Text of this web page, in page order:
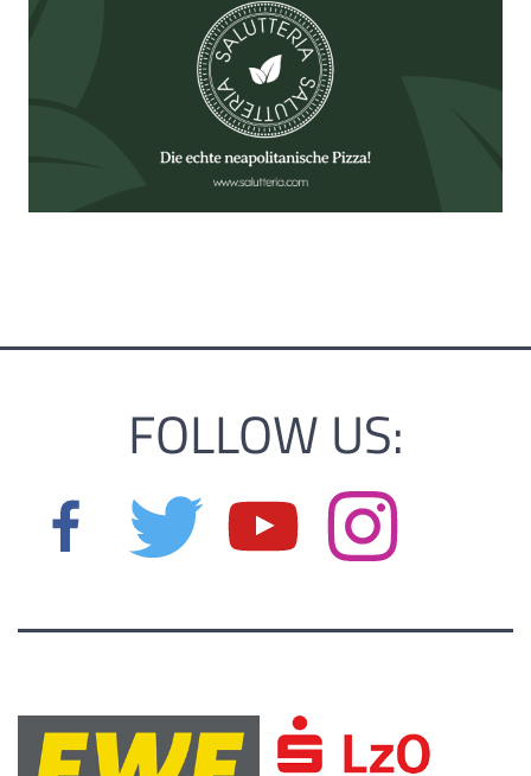
FOLLOW US: